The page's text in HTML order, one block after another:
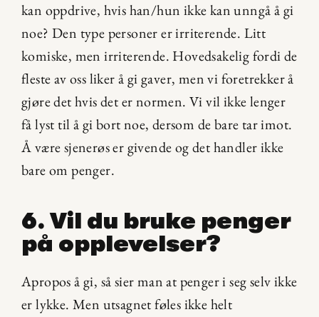
kan oppdrive, hvis han/hun ikke kan unngå å gi
noe? Den type personer er irriterende. Litt
komiske, men irriterende. Hovedsakelig fordi de
fleste av oss liker å gi gaver, men vi foretrekker å
gjøre det hvis det er normen. Vi vil ikke lenger
få lyst til å gi bort noe, dersom de bare tar imot.
Å være sjenerøs er givende og det handler ikke
bare om penger.
6. Vil du bruke penger
på opplevelser?
Apropos å gi, så sier man at penger i seg selv ikke
er lykke. Men utsagnet føles ikke helt